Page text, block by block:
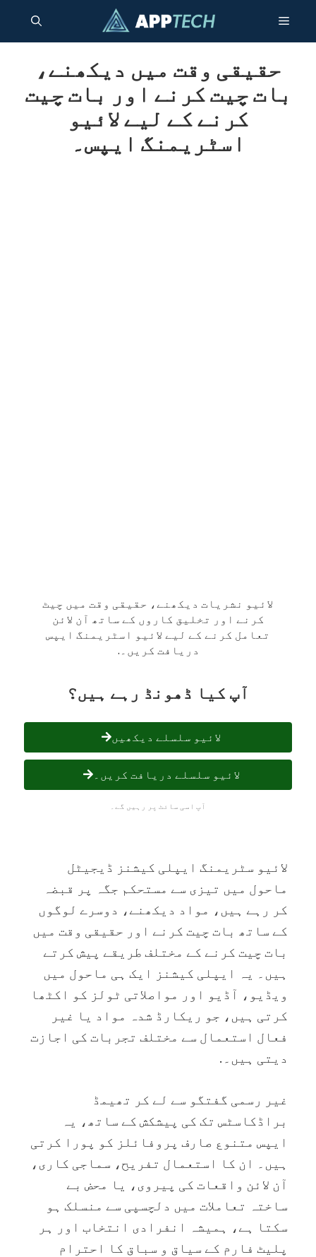
جائیں۔
مینو
حقیقی وقت میں دیکھنے،
بات چیت کرنے اور بات چیت
کرنے کے لیے لائیو
اسٹریمنگ ایپس۔
لائیو نشریات دیکھنے، حقیقی وقت میں چیٹ
کرنے اور تخلیق کاروں کے ساتھ آن لائن
تعامل کرنے کے لیے لائیو اسٹریمنگ ایپس
دریافت کریں۔.
آپ کیا ڈھونڈ رہے ہیں؟
لائیو سلسلے دیکھیں
لائیو سلسلے دریافت کریں۔
آپ اسی سائٹ پر رہیں گے۔
لائیو سٹریمنگ ایپلی کیشنز ڈیجیٹل
ماحول میں تیزی سے مستحکم جگہ پر قبضہ
کر رہے ہیں، مواد دیکھنے، دوسرے لوگوں
کے ساتھ بات چیت کرنے اور حقیقی وقت میں
بات چیت کرنے کے مختلف طریقے پیش کرتے
ہیں۔ یہ ایپلی کیشنز ایک ہی ماحول میں
ویڈیو، آڈیو اور مواصلاتی ٹولز کو اکٹھا
کرتی ہیں، جو ریکارڈ شدہ مواد یا غیر
فعال استعمال سے مختلف تجربات کی اجازت
دیتی ہیں۔.
غیر رسمی گفتگو سے لے کر تھیمڈ
براڈکاسٹس تک کی پیشکش کے ساتھ، یہ
ایپس متنوع صارف پروفائلز کو پورا کرتی
ہیں۔ ان کا استعمال تفریح، سماجی کاری،
آن لائن واقعات کی پیروی، یا محض بے
ساختہ تعاملات میں دلچسپی سے منسلک ہو
سکتا ہے، ہمیشہ انفرادی انتخاب اور ہر
پلیٹ فارم کے سیاق و سباق کا احترام